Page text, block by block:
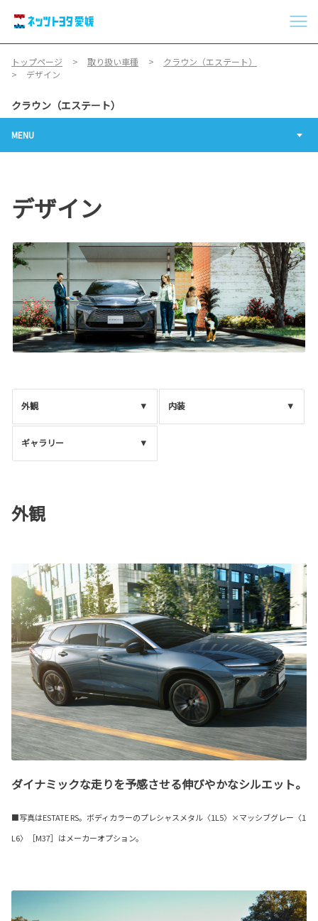
トップページ 取り扱い車種
クラウン（エステート）
デザイン
クラウン（エステート）
MENU
デザイン
外観 内装
ギャラリー
外観
ダイナミックな走りを予感させる伸びやかなシルエット。
■写真はESTATE RS。ボディカラーのプレシャスメタル〈1L5〉×マッシブグレー〈1
L6〉［M37］はメーカーオプション。